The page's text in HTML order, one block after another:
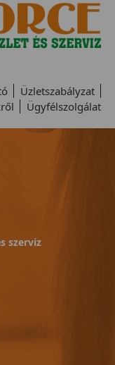
Üzletszabályzat
Ügyfélszolgálat
szerviz